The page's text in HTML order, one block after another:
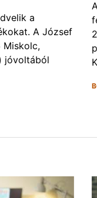
a
A József
Miskolc,
jóvoltából